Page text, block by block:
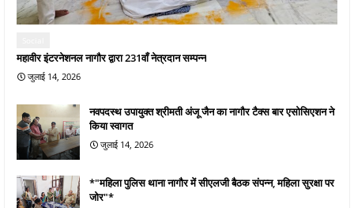
महावीर इंटरनेशनल नागौर द्वारा 231वाँ नेत्रदान सम्पन्न
जुलाई 14, 2026
नवपदस्थ उपायुक्त श्रीमती अंजू जैन का नागौर टैक्स बार एसोसिएशन ने
किया स्वागत
जुलाई 14, 2026
*"महिला पुलिस थाना नागौर में सीएलजी बैठक संपन्न, महिला सुरक्षा पर
जोर"*